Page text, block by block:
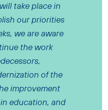
take place in
our priorities
we are aware
the work
of the
improvement
education, and